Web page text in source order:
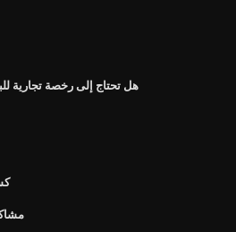
هل تحتاج إلى رخصة تجارية